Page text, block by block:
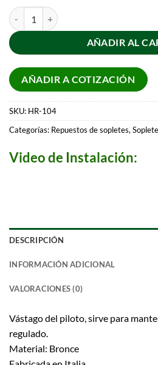
AÑADIR AL
AÑADIR A COTIZACIÓN
SKU: HR-104
Categorías: Repuestos de sopletes,
Video de Instalación:
DESCRIPCIÓN
INFORMACIÓN ADICIONAL
VALORACIONES (0)
Vástago del piloto, sirve para
regulado.
Material: Bronce